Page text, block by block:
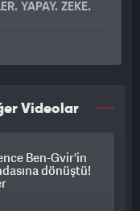
YAPAY. ZEKE.
Videolar
Ben-Gvir'in
dönüştü!